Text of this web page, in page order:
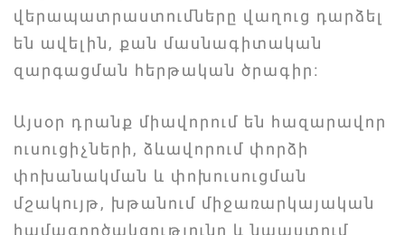
վերապատրաստումները վաղուց դարձել
են ավելին, քան մասնագիտական
զարգացման հերթական ծրագիր։
Այսօր դրանք միավորում են հազարավոր
ուսուցիչների, ձևավորում փորձի
փոխանակման և փոխուսուցման
մշակույթ, խթանում միջառարկայական
համագործակցությունը և նպաստում